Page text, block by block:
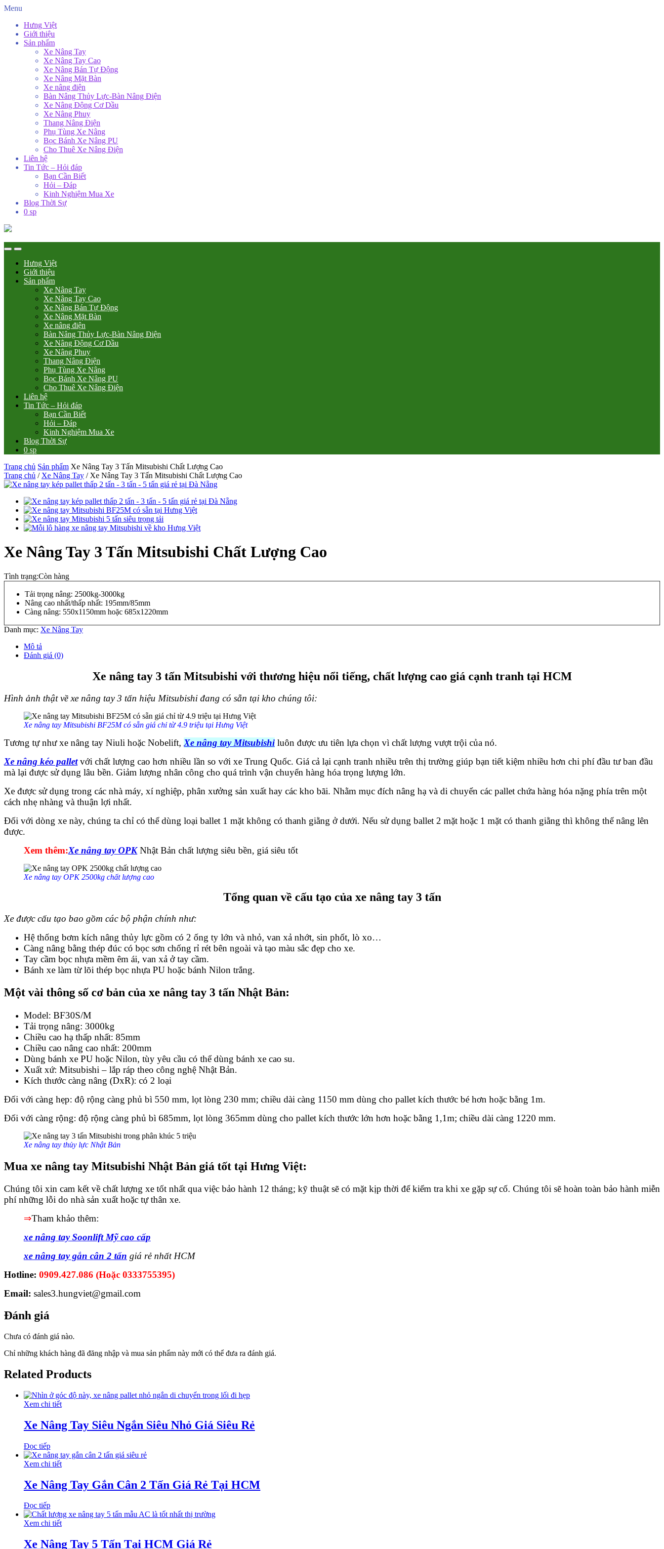
Menu
Hưng Việt
Giới thiệu
Sản phẩm
Xe Nâng Tay
Xe Nâng Tay Cao
Xe Nâng Bán Tự Động
Xe Nâng Mặt Bàn
Xe nâng điện
Bàn Nâng Thủy Lực-Bàn Nâng Điện
Xe Nâng Động Cơ Dầu
Xe Nâng Phuy
Thang Nâng Điện
Phụ Tùng Xe Nâng
Bọc Bánh Xe Nâng PU
Cho Thuê Xe Nâng Điện
Liên hệ
Tin Tức – Hỏi đáp
Bạn Cần Biết
Hỏi – Đáp
Kinh Nghiệm Mua Xe
Blog Thời Sự
0 sp
Hưng Việt
Giới thiệu
Sản phẩm
Xe Nâng Tay
Xe Nâng Tay Cao
Xe Nâng Bán Tự Động
Xe Nâng Mặt Bàn
Xe nâng điện
Bàn Nâng Thủy Lực-Bàn Nâng Điện
Xe Nâng Động Cơ Dầu
Xe Nâng Phuy
Thang Nâng Điện
Phụ Tùng Xe Nâng
Bọc Bánh Xe Nâng PU
Cho Thuê Xe Nâng Điện
Liên hệ
Tin Tức – Hỏi đáp
Bạn Cần Biết
Hỏi – Đáp
Kinh Nghiệm Mua Xe
Blog Thời Sự
0 sp
Trang chủ Sản phẩm Xe Nâng Tay 3 Tấn Mitsubishi Chất Lượng Cao
Trang chủ / Xe Nâng Tay / Xe Nâng Tay 3 Tấn Mitsubishi Chất Lượng Cao
Xe Nâng Tay 3 Tấn Mitsubishi Chất Lượng Cao
Tình trạng:Còn hàng
Tải trọng nâng: 2500kg-3000kg
Nâng cao nhất/thấp nhất: 195mm/85mm
Càng nâng: 550x1150mm hoặc 685x1220mm
Danh mục: Xe Nâng Tay
Mô tả
Đánh giá (0)
Xe nâng tay 3 tấn Mitsubishi với thương hiệu nổi tiếng, chất lượng cao giá cạnh tranh tại HCM
Hình ảnh thật về xe nâng tay 3 tấn hiệu Mitsubishi đang có sẵn tại kho chúng tôi:
Xe nâng tay Mitsubishi BF25M có sẵn giá chỉ từ 4.9 triệu tại Hưng Việt
Tương tự như xe nâng tay Niuli hoặc Nobelift, Xe nâng tay Mitsubishiluôn được ưu tiên lựa chọn vì chất lượng vượt trội của nó.
Xe nâng kéo palletvới chất lượng cao hơn nhiều lần so với xe Trung Quốc. Giá cả lại cạnh tranh nhiều trên thị trường giúp bạn tiết kiệm nhiều hơn chi phí đầu tư ban đầu
mà lại được sử dụng lâu bền. Giảm lượng nhân công cho quá trình vận chuyển hàng hóa trọng lượng lớn.
Xe được sử dụng trong các nhà máy, xí nghiệp, phân xưởng sản xuất hay các kho bãi. Nhằm mục đích nâng hạ và di chuyển các pallet chứa hàng hóa nặng phía trên một
cách nhẹ nhàng và thuận lợi nhất.
Đối với dòng xe này, chúng ta chỉ có thể dùng loại ballet 1 mặt không có thanh giằng ở dưới. Nếu sử dụng ballet 2 mặt hoặc 1 mặt có thanh giằng thì không thể nâng lên
được.
Xem thêm:Xe nâng tay OPKNhật Bản chất lượng siêu bền, giá siêu tốt
Xe nâng tay OPK 2500kg chất lượng cao
Tổng quan về cấu tạo của xe nâng tay 3 tấn
Xe được cấu tạo bao gồm các bộ phận chính như:
Hệ thống bơm kích nâng thủy lực gồm có 2 ống ty lớn và nhỏ, van xả nhớt, sin phốt, lò xo…
Càng nâng bằng thép đúc có bọc sơn chống rỉ rét bên ngoài và tạo màu sắc đẹp cho xe.
Tay cầm bọc nhựa mềm êm ái, van xả ở tay cầm.
Bánh xe làm từ lõi thép bọc nhựa PU hoặc bánh Nilon trắng.
Một vài thông số cơ bản của xe nâng tay 3 tấn Nhật Bản:
Model: BF30S/M
Tải trọng nâng: 3000kg
Chiều cao hạ thấp nhất: 85mm
Chiều cao nâng cao nhất: 200mm
Dùng bánh xe PU hoặc Nilon, tùy yêu cầu có thể dùng bánh xe cao su.
Xuất xứ: Mitsubishi – lắp ráp theo công nghệ Nhật Bản.
Kích thước càng nâng (DxR): có 2 loại
Đối với càng hẹp: độ rộng càng phủ bì 550 mm, lọt lòng 230 mm; chiều dài càng 1150 mm dùng cho pallet kích thước bé hơn hoặc bằng 1m.
Đối với càng rộng: độ rộng càng phủ bì 685mm, lọt lòng 365mm dùng cho pallet kích thước lớn hơn hoặc bằng 1,1m; chiều dài càng 1220 mm.
Xe nâng tay thủy lực Nhật Bản
Mua xe nâng tay Mitsubishi Nhật Bản giá tốt tại Hưng Việt:
Chúng tôi xin cam kết về chất lượng xe tốt nhất qua việc bảo hành 12 tháng; kỹ thuật sẽ có mặt kịp thời để kiểm tra khi xe gặp sự cố. Chúng tôi sẽ hoàn toàn bảo hành miễn
phí những lỗi do nhà sản xuất hoặc tự thân xe.
⇒Tham khảo thêm:
xe nâng tay Soonlift Mỹ cao cấp
xe nâng tay gắn cân 2 tấn giá rẻ nhất HCM
Hotline: 0909.427.086 (Hoặc 0333755395)
Email: sales3.hungviet@gmail.com
Đánh giá
Chưa có đánh giá nào.
Chỉ những khách hàng đã đăng nhập và mua sản phẩm này mới có thể đưa ra đánh giá.
Related Products
Xem chi tiết
Xe Nâng Tay Siêu Ngắn Siêu Nhỏ Giá Siêu Rẻ
Đọc tiếp
Xem chi tiết
Xe Nâng Tay Gắn Cân 2 Tấn Giá Rẻ Tại HCM
Đọc tiếp
Xem chi tiết
Xe Nâng Tay 5 Tấn Tại HCM Giá Rẻ